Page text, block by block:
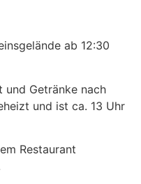
ab 12:30
und Getränke nach
und ist ca. 13 Uhr
Restaurant